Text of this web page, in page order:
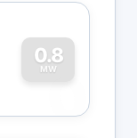
0.8
MW
0